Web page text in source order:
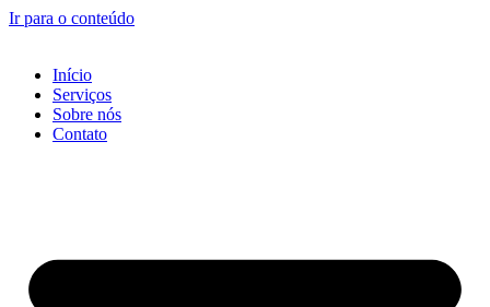
Ir para o conteúdo
Início
Serviços
Sobre nós
Contato